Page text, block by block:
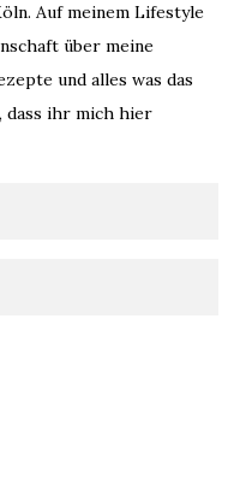
Auf meinem Lifestyle
über meine
und alles was das
dass ihr mich hier